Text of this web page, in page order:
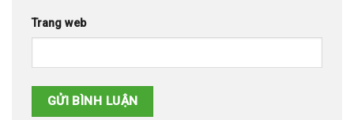
Trang web